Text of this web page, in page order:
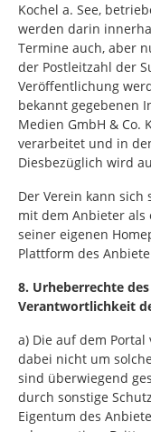
Kochel a. See,
werden darin
Termine auch, aber
der Postleitzahl der
Veröffentlichung
bekannt gegebenen
Medien GmbH & Co.
verarbeitet und in
Diesbezüglich wird
Der Verein kann sich
mit dem Anbieter als
seiner eigenen
Plattform des
8. Urheberrechte
Verantwortlichkeit
a) Die auf dem
dabei nicht um
sind überwiegend
durch sonstige
Eigentum des